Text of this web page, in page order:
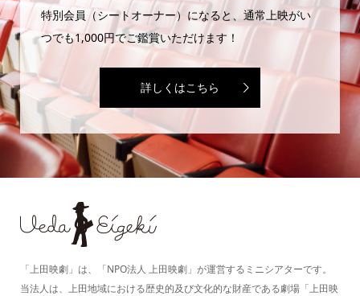
特別会員（シートオーナー）になると、通常上映がい
つでも1,000円でご鑑賞いただけます！
詳しくはこちら
「上田映劇」は、「NPO法人 上田映劇」が運営するミニシアターです。
当法人は、上田地域における歴史的及び文化的な財産である劇場「上田映